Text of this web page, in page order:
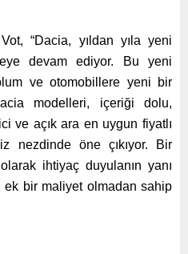
“Dacia, yıldan yıla yeni
devam ediyor. Bu yeni
ve otomobillere yeni bir
modelleri, içeriği dolu,
ve açık ara en uygun fiyatlı
nezdinde öne çıkıyor. Bir
ihtiyaç duyulanın yanı
ek bir maliyet olmadan sahip